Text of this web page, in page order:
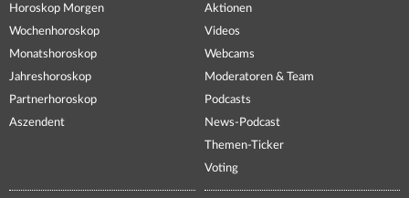
Horoskop Morgen
Wochenhoroskop
Monatshoroskop
Jahreshoroskop
Partnerhoroskop
Aszendent
Aktionen
Videos
Webcams
Moderatoren & Team
Podcasts
News-Podcast
Themen-Ticker
Voting